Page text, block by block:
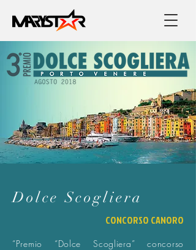
Dolce Scogliera
CONCORSO CANORO
“Premio “Dolce Scogliera” concorso